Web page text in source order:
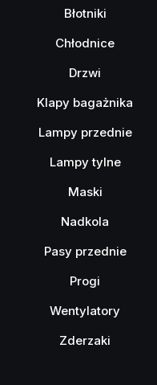
Błotniki
Chłodnice
Drzwi
Klapy bagażnika
Lampy przednie
Lampy tylne
Maski
Nadkola
Pasy przednie
Progi
Wentylatory
Zderzaki